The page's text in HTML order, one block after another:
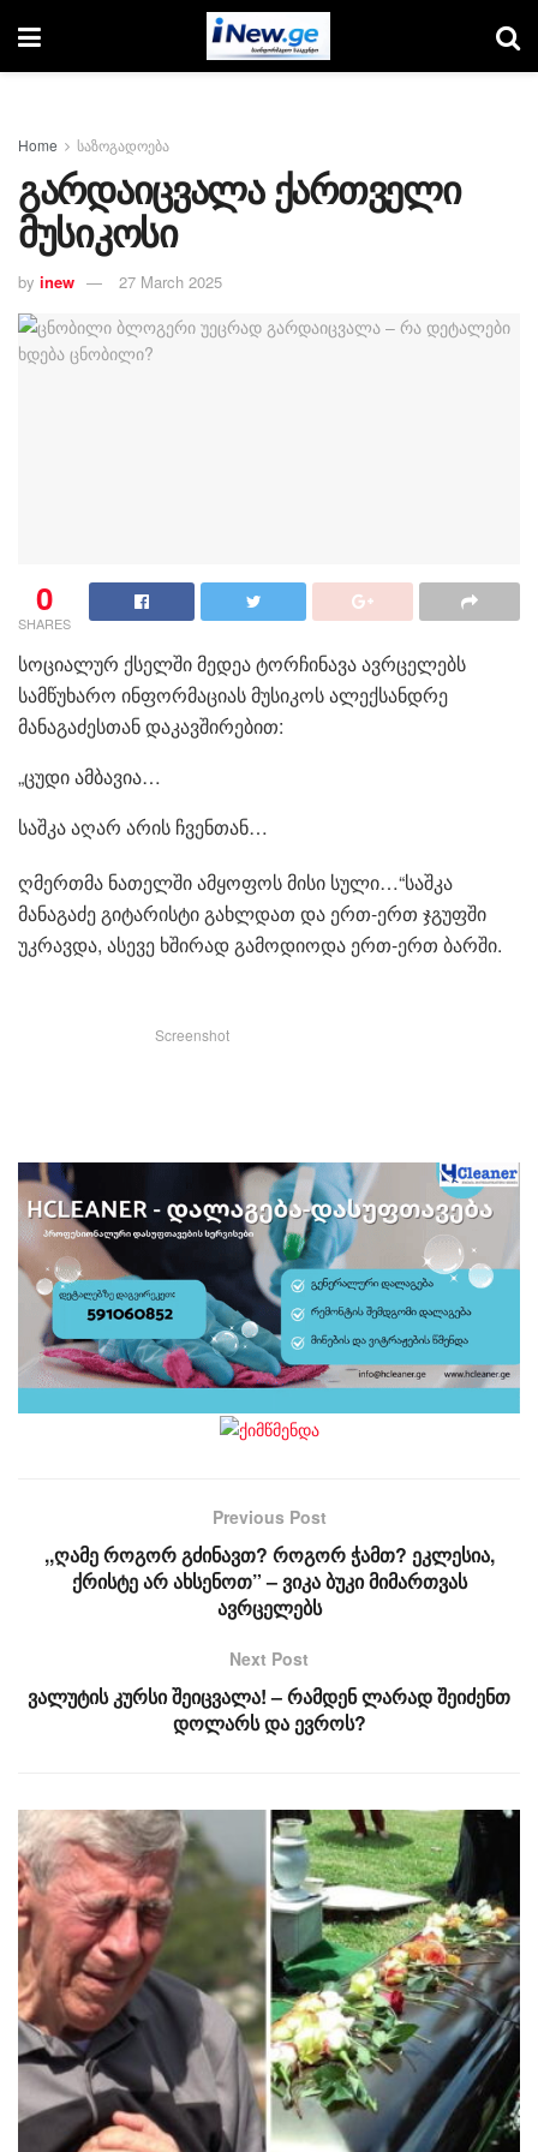
Home საზოგადოება
გარდაიცვალა ქართველი
მუსიკოსი
by inew 27 March 2025
0
SHARES
სოციალურ ქსელში მედეა ტორჩინავა ავრცელებს
სამწუხარო ინფორმაციას მუსიკოს ალექსანდრე
მანაგაძესთან დაკავშირებით:
„ცუდი ამბავია…
საშკა აღარ არის ჩვენთან…
ღმერთმა ნათელში ამყოფოს მისი სული…“საშკა
მანაგაძე გიტარისტი გახლდათ და ერთ-ერთ ჯგუფში
უკრავდა, ასევე ხშირად გამოდიოდა ერთ-ერთ ბარში.
Screenshot
Previous Post
,,ღამე როგორ გძინავთ? როგორ ჭამთ? ეკლესია,
ქრისტე არ ახსენოთ” – ვიკა ბუკი მიმართვას
ავრცელებს
Next Post
ვალუტის კურსი შეიცვალა! – რამდენ ლარად შეიძენთ
დოლარს და ევროს?